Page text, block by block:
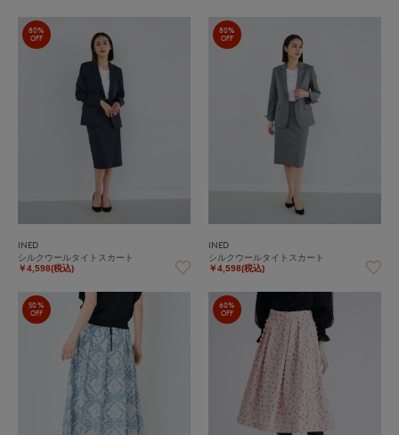
80%
OFF
INED
シルクウールタイトスカート
￥4,598(税込)
80%
OFF
INED
シルクウールタイトスカート
￥4,598(税込)
50%
OFF
60%
OFF